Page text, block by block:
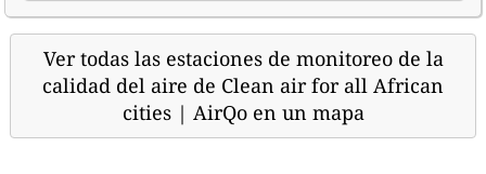
Ver todas las estaciones de monitoreo de la
calidad del aire de Clean air for all African
cities | AirQo en un mapa